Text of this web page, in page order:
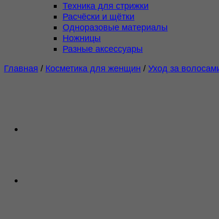
Техника для стрижки
Расчёски и щётки
Одноразовые материалы
Ножницы
Разные аксессуары
Главная / Косметика для женщин / Уход за